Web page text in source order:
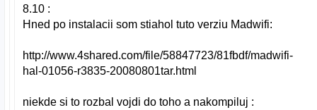
8.10 :
Hned po instalacii som stiahol tuto verziu Madwifi:
http://www.4shared.com/file/58847723/81fbdf/madwifi-
hal-01056-r3835-20080801tar.html
niekde si to rozbal vojdi do toho a nakompiluj :